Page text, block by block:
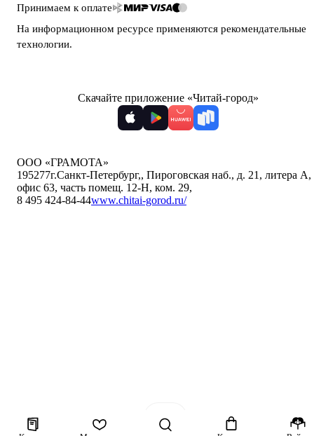
Принимаем к оплате
На информационном ресурсе применяются рекомендательные
технологии.
Скачайте приложение «Читай-город»
ООО «ГРАМОТА»
195277г.Санкт-Петербург,, Пироговская наб., д. 21, литера А,
офис 63, часть помещ. 12-Н, ком. 29,
8 495 424-84-44www.chitai-gorod.ru/